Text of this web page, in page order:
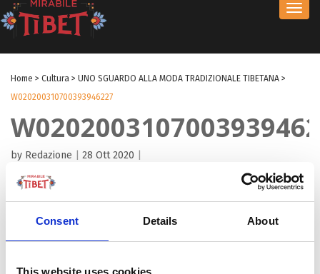
Consent Details About
This website uses cookies
Home > Cultura > UNO SGUARDO ALLA MODA TRADIZIONALE TIBETANA >
W020200310700393946227
by Redazione 28 Ott 2020